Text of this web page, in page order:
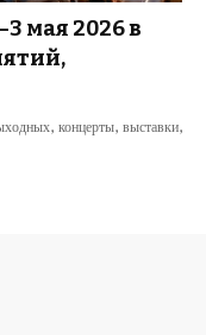
мая 2026 в
концерты, выставки,